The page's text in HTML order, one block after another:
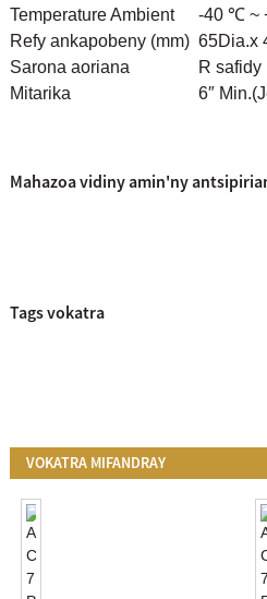
Temperature Ambient
-40 ℃ ~
Refy ankapobeny (mm) 65Dia.x
Sarona aoriana
R safidy
Mitarika
6″ Min.
Mahazoa vidiny amin'ny
Tags vokatra
VOKATRA MIFANDRAY